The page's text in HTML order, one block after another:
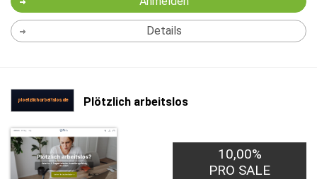
Details
Plötzlich arbeitslos
10,00%
PRO SALE